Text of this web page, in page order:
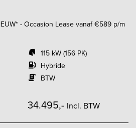
- Occasion Lease vanaf €589 p/m
115 kW (156 PK)
Hybride
BTW
34.495,- Incl. BTW